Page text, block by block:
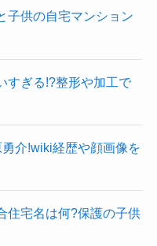
子供の自宅マンション
すぎる!?整形や加工で
介!wiki経歴や顔画像を
住宅名は何?保護の子供